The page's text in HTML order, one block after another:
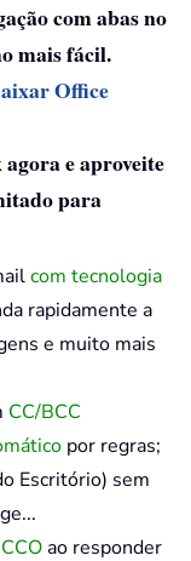
com abas no
mais fácil.
Office
e aproveite
para
com tecnologia
rapidamente a
e muito mais
CC/BCC
por regras;
Escritório) sem
ao responder